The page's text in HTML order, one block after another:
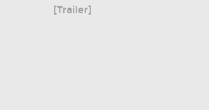
[Trailer]